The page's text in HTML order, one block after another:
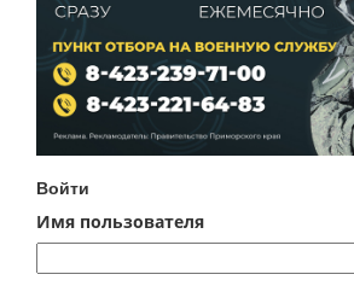
Войти
Имя пользователя